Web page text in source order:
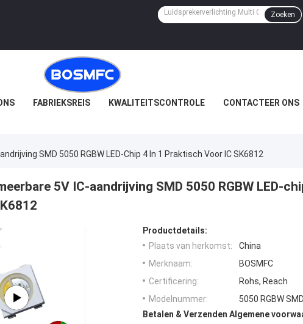
Zoeken
FABRIEKSREIS KWALITEITSCONTROLE CONTACTEER ONS
SMD 5050 RGBW LED-Chip 4 In 1 Praktisch Voor IC SK6812
5V IC-aandrijving SMD 5050 RGBW LED-
Productdetails:
Plaats van herkomst:
China
Merknaam:
BOSMFC
Certificering:
Rohs, Reach
Modelnummer:
5050 RGBW
Betalen & Verzenden Algemene